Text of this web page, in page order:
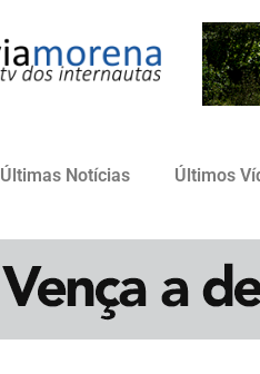
Últimas Notícias Últimos